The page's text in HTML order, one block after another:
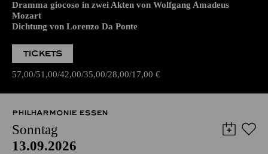
Dramma giocoso in zwei Akten von Wolfgang Amadeus
Mozart
Dichtung von Lorenzo Da Ponte
TICKETS
57,00 51,00 42,00 35,00 28,00 17,00 €
PHILHARMONIE ESSEN
Sonntag
13.09.2026